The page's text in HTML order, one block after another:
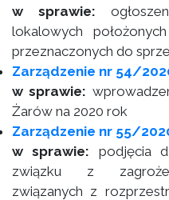
w sprawie:
lokalowych
przeznaczonych do
Zarządzenie nr 54/
w sprawie:
Żarów na 2020 rok
Zarządzenie nr 55/
w sprawie: podjęcia
związku z
związanych z